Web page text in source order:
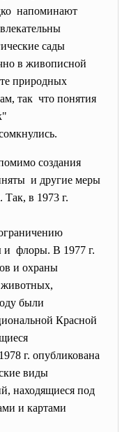
напоминают
сады
в живописной
природных
так что понятия
создания
и другие меры
в 1973 г.
и флоры. В 1977 г.
и охраны
животных,
были
Красной
г. опубликована
виды
находящиеся под
и картами